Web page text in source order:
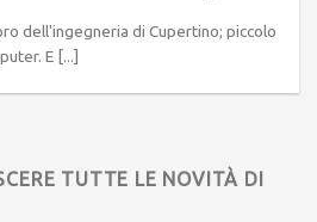
dell'ingegneria di Cupertino; piccolo
E [...]
TUTTE LE NOVITÀ DI